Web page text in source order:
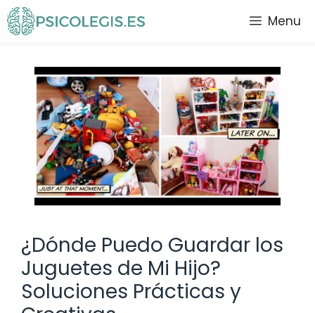
Saltar
al
Menu
¿Dónde Puedo Guardar los
Juguetes de Mi Hijo?
Soluciones Prácticas y